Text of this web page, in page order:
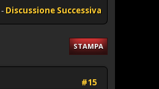
- Discussione Successiva
STAMPA
#15